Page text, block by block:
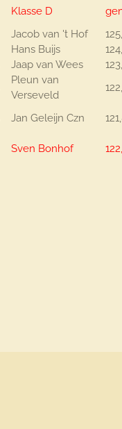
Klasse D
Jacob van 't Hof
Hans Buijs
Jaap van Wees
Pleun van
Verseveld
Jan Geleijn Czn
Sven Bonhof